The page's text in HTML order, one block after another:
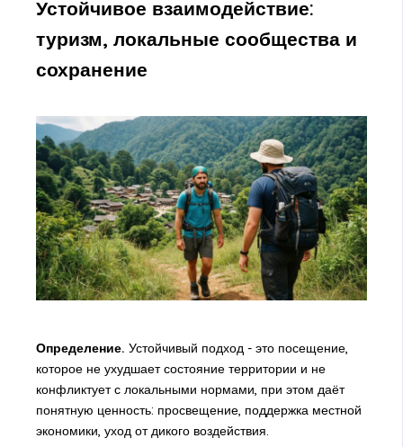
Устойчивое взаимодействие:
туризм, локальные сообщества и
сохранение
Определение. Устойчивый подход - это посещение,
которое не ухудшает состояние территории и не
конфликтует с локальными нормами, при этом даёт
понятную ценность: просвещение, поддержка местной
экономики, уход от дикого воздействия.